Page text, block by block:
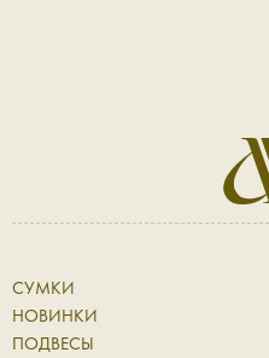
СУМКИ
НОВИНКИ
ПОДВЕСЫ